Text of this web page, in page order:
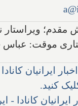
مقدم؛ ویراستار
موقت: عباس
ایرانیان
کنید.
ایرانیان کانادا -